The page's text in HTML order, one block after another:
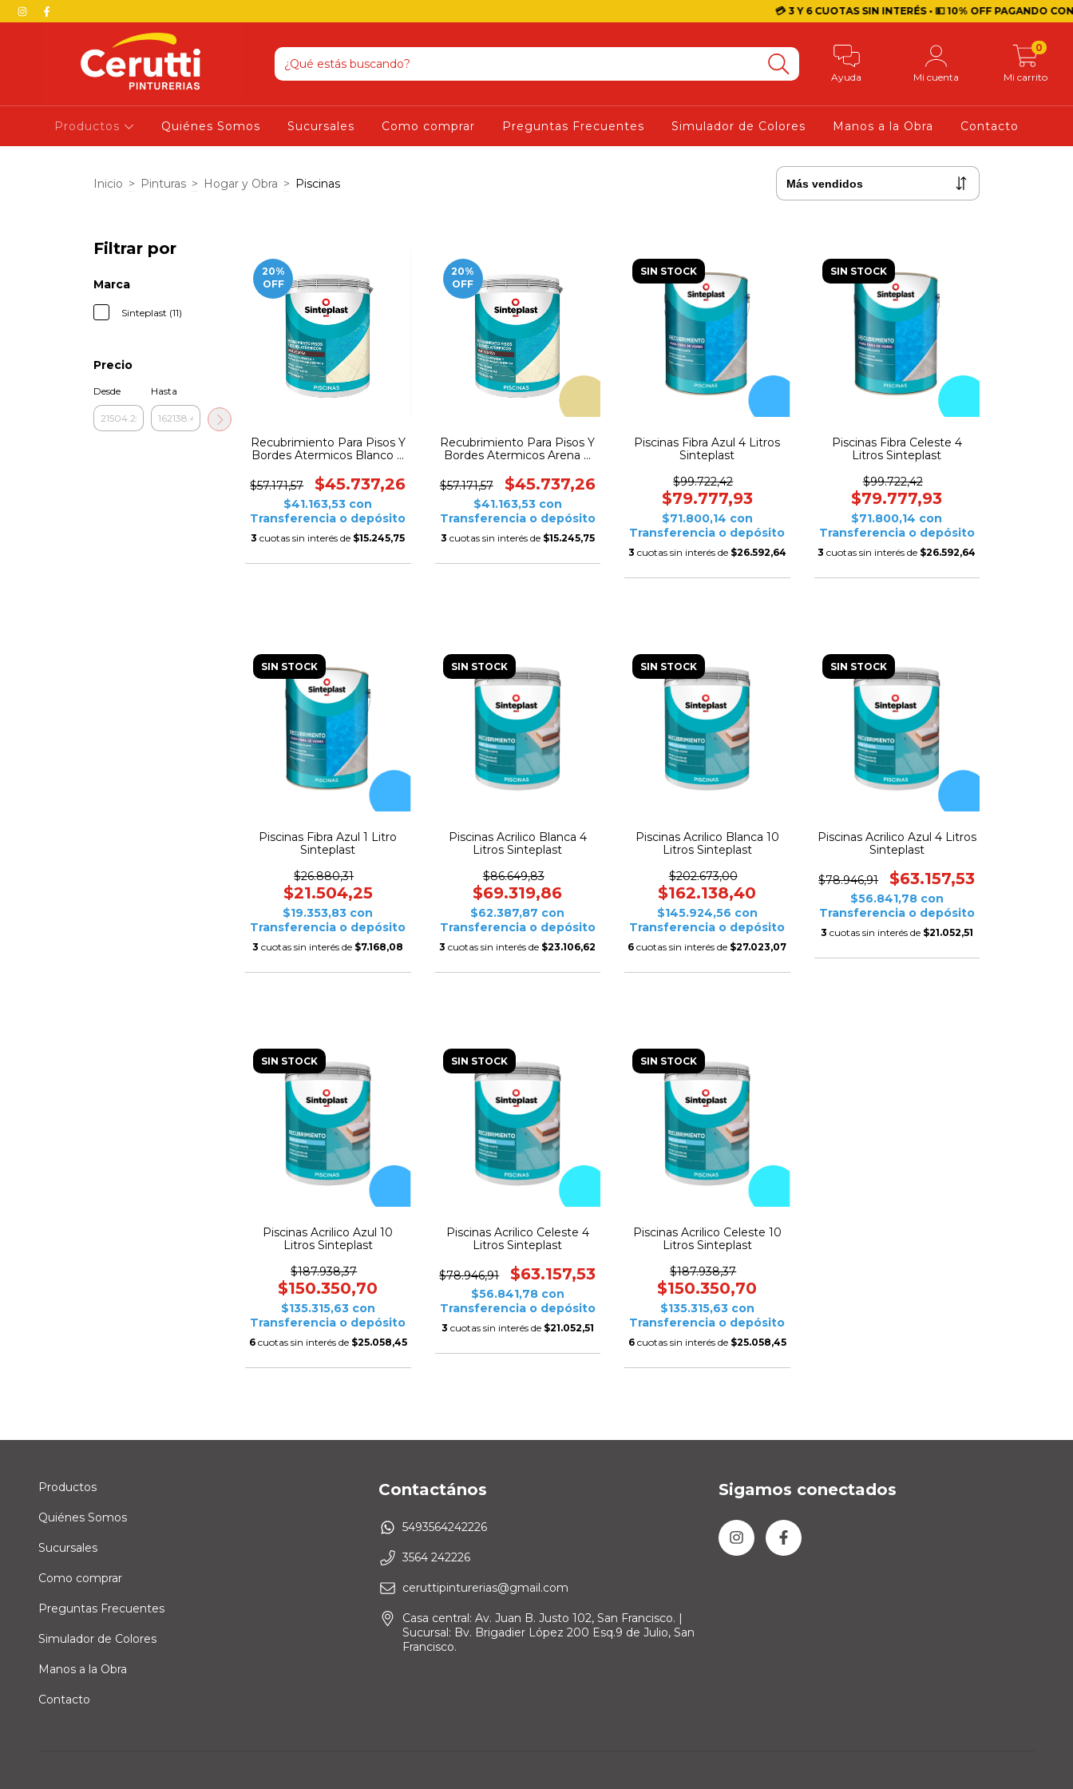
💳 3 Y 6 CUOTAS SIN INTERÉS • 💵 10% OFF PAGANDO CON
Ayuda Mi cuenta Mi carrito
0
Productos Quiénes Somos Sucursales Como comprar Preguntas Frecuentes Simulador de Colores Manos a la Obra Contacto
Inicio > Pinturas > Hogar y Obra > Piscinas
Filtrar por
Marca
Sinteplast (11)
Precio
Desde Hasta
20%
OFF
Recubrimiento Para Pisos Y
Bordes Atermicos Blanco 4
$57.171,57
$45.737,26
$41.163,53 con
Transferencia o depósito
3 cuotas sin interés de $15.245,75
20%
OFF
Recubrimiento Para Pisos Y
Bordes Atermicos Arena 4
$57.171,57
$45.737,26
$41.163,53 con
Transferencia o depósito
3 cuotas sin interés de $15.245,75
SIN STOCK
Piscinas Fibra Azul 4 Litros
Sinteplast
$99.722,42
$79.777,93
$71.800,14 con
Transferencia o depósito
3 cuotas sin interés de $26.592,64
SIN STOCK
Piscinas Fibra Celeste 4
Litros Sinteplast
$99.722,42
$79.777,93
$71.800,14 con
Transferencia o depósito
3 cuotas sin interés de $26.592,64
SIN STOCK
Piscinas Fibra Azul 1 Litro
Sinteplast
$26.880,31
$21.504,25
$19.353,83 con
Transferencia o depósito
3 cuotas sin interés de $7.168,08
SIN STOCK
Piscinas Acrilico Blanca 4
Litros Sinteplast
$86.649,83
$69.319,86
$62.387,87 con
Transferencia o depósito
3 cuotas sin interés de $23.106,62
SIN STOCK
Piscinas Acrilico Blanca 10
Litros Sinteplast
$202.673,00
$162.138,40
$145.924,56 con
Transferencia o depósito
6 cuotas sin interés de $27.023,07
SIN STOCK
Piscinas Acrilico Azul 4 Litros
Sinteplast
$78.946,91 $63.157,53
$56.841,78 con
Transferencia o depósito
3 cuotas sin interés de $21.052,51
SIN STOCK
Piscinas Acrilico Azul 10
Litros Sinteplast
$187.938,37
$150.350,70
$135.315,63 con
Transferencia o depósito
6 cuotas sin interés de $25.058,45
SIN STOCK
Piscinas Acrilico Celeste 4
Litros Sinteplast
$78.946,91 $63.157,53
$56.841,78 con
Transferencia o depósito
3 cuotas sin interés de $21.052,51
SIN STOCK
Piscinas Acrilico Celeste 10
Litros Sinteplast
$187.938,37
$150.350,70
$135.315,63 con
Transferencia o depósito
6 cuotas sin interés de $25.058,45
Productos
Quiénes Somos
Sucursales
Como comprar
Preguntas Frecuentes
Simulador de Colores
Manos a la Obra
Contacto
Contactános
5493564242226
3564 242226
ceruttipinturerias@gmail.com
Casa central: Av. Juan B. Justo 102, San Francisco. |
Sucursal: Bv. Brigadier López 200 Esq.9 de Julio, San
Francisco.
Sigamos conectados